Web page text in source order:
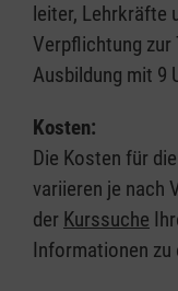
leiter, Lehrkräfte
Verpflichtung zur
Ausbildung mit 9
Kosten:
Die Kosten für
variieren je nach
der Kurssuche
Informationen zu